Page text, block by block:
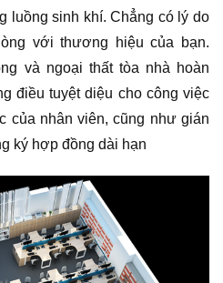
luồng sinh khí. Chẳng có lý do
với thương hiệu của bạn.
và ngoại thất tòa nhà hoàn
điều tuyệt diệu cho công việc
của nhân viên, cũng như gián
ký hợp đồng dài hạn